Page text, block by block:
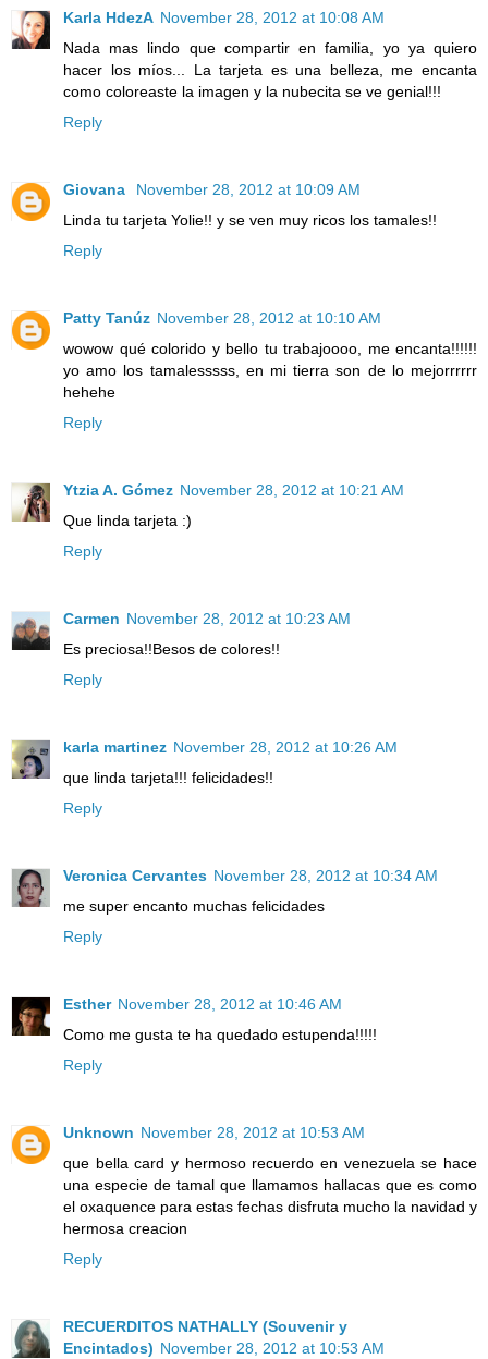
Karla HdezA November 28, 2012 at 10:08 AM
Nada mas lindo que compartir en familia, yo ya quiero
hacer los míos... La tarjeta es una belleza, me encanta
como coloreaste la imagen y la nubecita se ve genial!!!
Reply
Giovana
November 28, 2012 at 10:09 AM
Linda tu tarjeta Yolie!! y se ven muy ricos los tamales!!
Reply
Patty Tanúz November 28, 2012 at 10:10 AM
wowow qué colorido y bello tu trabajoooo, me encanta!!!!!!
yo amo los tamalesssss, en mi tierra son de lo mejorrrrrr
hehehe
Reply
Ytzia A. Gómez November 28, 2012 at 10:21 AM
Que linda tarjeta :)
Reply
Carmen November 28, 2012 at 10:23 AM
Es preciosa!!Besos de colores!!
Reply
karla martinez November 28, 2012 at 10:26 AM
que linda tarjeta!!! felicidades!!
Reply
Veronica Cervantes November 28, 2012 at 10:34 AM
me super encanto muchas felicidades
Reply
Esther November 28, 2012 at 10:46 AM
Como me gusta te ha quedado estupenda!!!!!
Reply
Unknown November 28, 2012 at 10:53 AM
que bella card y hermoso recuerdo en venezuela se hace
una especie de tamal que llamamos hallacas que es como
el oxaquence para estas fechas disfruta mucho la navidad y
hermosa creacion
Reply
RECUERDITOS NATHALLY (Souvenir y
Encintados) November 28, 2012 at 10:53 AM